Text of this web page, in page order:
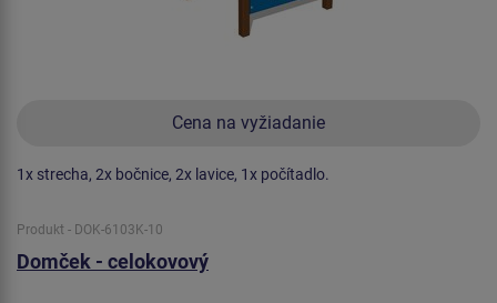
Cena na vyžiadanie
1x strecha, 2x bočnice, 2x lavice, 1x počítadlo.
Produkt - DOK-6103K-10
Domček - celokovový